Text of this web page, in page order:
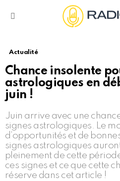
Actualité
Chance insolente
astrologiques en
juin !
Juin arrive avec une
signes astrologiques. Le
d’opportunités et de
signes astrologiques
pleinement de cette
ces signes et ce que cette
réserve dans cet article !